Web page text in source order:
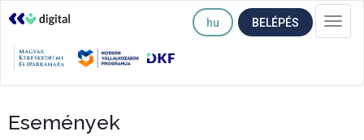
hu BELÉPÉS
Események